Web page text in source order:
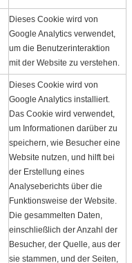
Dieses Cookie wird von
Google Analytics verwendet,
um die Benutzerinteraktion
mit der Website zu verstehen.
Dieses Cookie wird von
Google Analytics installiert.
Das Cookie wird verwendet,
um Informationen darüber zu
speichern, wie Besucher eine
Website nutzen, und hilft bei
der Erstellung eines
Analyseberichts über die
Funktionsweise der Website.
Die gesammelten Daten,
einschließlich der Anzahl der
Besucher, der Quelle, aus der
sie stammen, und der Seiten,